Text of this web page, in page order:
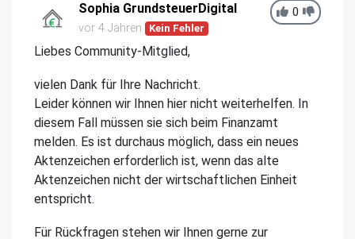
0
Sophia GrundsteuerDigital
vor 4 Jahren Kein Fehler
Liebes Community-Mitglied,
vielen Dank für Ihre Nachricht.
Leider können wir Ihnen hier nicht weiterhelfen. In
diesem Fall müssen sie sich beim Finanzamt
melden. Es ist durchaus möglich, dass ein neues
Aktenzeichen erforderlich ist, wenn das alte
Aktenzeichen nicht der wirtschaftlichen Einheit
entspricht.
Für Rückfragen stehen wir Ihnen gerne zur